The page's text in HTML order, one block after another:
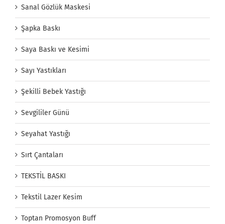
Sanal Gözlük Maskesi
Şapka Baskı
Saya Baskı ve Kesimi
Sayı Yastıkları
Şekilli Bebek Yastığı
Sevgililer Günü
Seyahat Yastığı
Sırt Çantaları
TEKSTİL BASKI
Tekstil Lazer Kesim
Toptan Promosyon Buff